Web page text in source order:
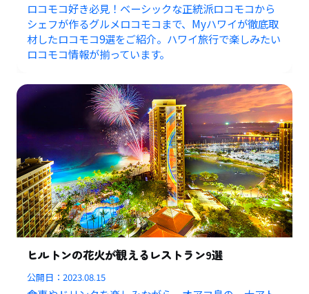
ロコモコ好き必見！ベーシックな正統派ロコモコから
シェフが作るグルメロコモコまで、Myハワイが徹底取
材したロコモコ9選をご紹介。ハワイ旅行で楽しみたい
ロコモコ情報が揃っています。
ヒルトンの花火が観えるレストラン9選
公開日：2023.08.15